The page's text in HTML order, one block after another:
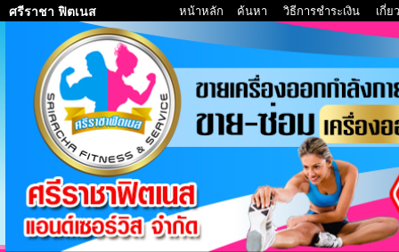
ศรีราชา ฟิตเนส หน้าหลัก ค้นหา วิธีการชำระเงิน เกี่ย